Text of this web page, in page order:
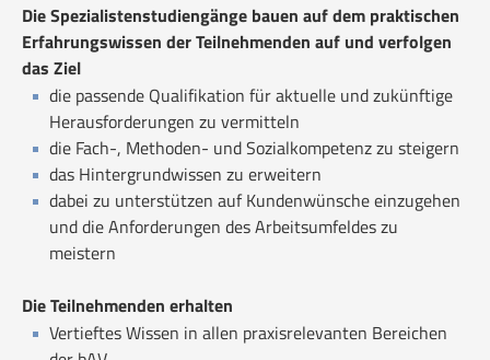
Die Spezialistenstudiengänge bauen auf dem praktischen
Erfahrungswissen der Teilnehmenden auf und verfolgen
das Ziel
die passende Qualifikation für aktuelle und zukünftige
Herausforderungen zu vermitteln
die Fach-, Methoden- und Sozialkompetenz zu steigern
das Hintergrundwissen zu erweitern
dabei zu unterstützen auf Kundenwünsche einzugehen
und die Anforderungen des Arbeitsumfeldes zu
meistern
Die Teilnehmenden erhalten
Vertieftes Wissen in allen praxisrelevanten Bereichen